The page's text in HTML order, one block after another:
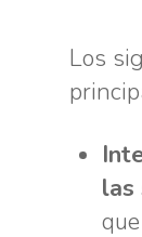
Los
las